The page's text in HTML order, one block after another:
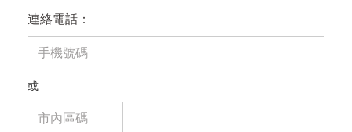
連絡電話：
或